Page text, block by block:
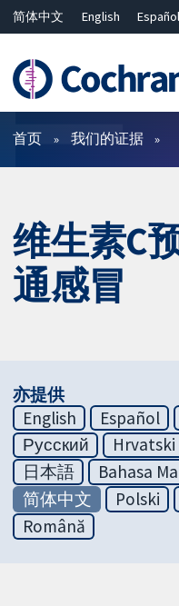
简体中文 English Español
ไทย
繁體中文
过滤
首页 我们的证据
维生素C
通感冒
亦提供
English
Español
Русский
Hrvatski
日本語
Bahasa
简体中文
Polski
Română